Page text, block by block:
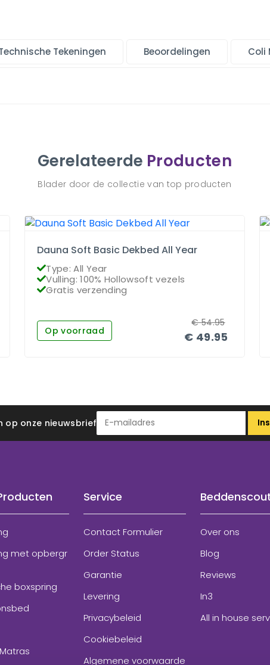
Tekeningen Beoordelingen Coli
Gerelateerde Producten
Blader door de collectie van top producten
Dauna Soft Basic Dekbed All Year
Type: All Year
Vulling: 100% Hollowsoft vezels
Gratis verzending
Op voorraad € 49.95
€54.95
op onze nieuwsbrief
met opbergr
boxspring
Service
Contact Formulier
Order Status
Garantie
Levering
Privacybeleid
Cookiebeleid
Algemene voorwaarde
Over ons
Blog
Reviews
In3
All in house